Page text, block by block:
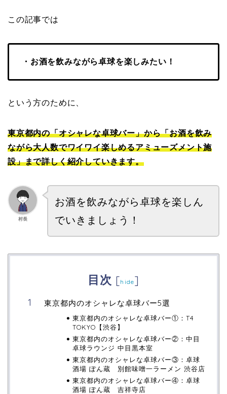
この記事では
・お酒を飲みながら卓球を楽しみたい！
という方のために、
東京都内の「オシャレな卓球バー」から「お酒を飲み
ながら大人数でワイワイ楽しめるアミューズメント施
設」まで詳しく紹介していきます。
村長
お酒を飲みながら卓球を楽しん
でいきましょう！
目次 [hide]
東京都内のオシャレな卓球バー5選
東京都内のオシャレな卓球バー①：T4
TOKYO【渋谷】
東京都内のオシャレな卓球バー②：中目
卓球ラウンジ 中目黒本室
東京都内のオシャレな卓球バー③：卓球
酒場 ぽん蔵 別館味噌一ラーメン 渋谷店
東京都内のオシャレな卓球バー④：卓球
酒場 ぽん蔵 吉祥寺店